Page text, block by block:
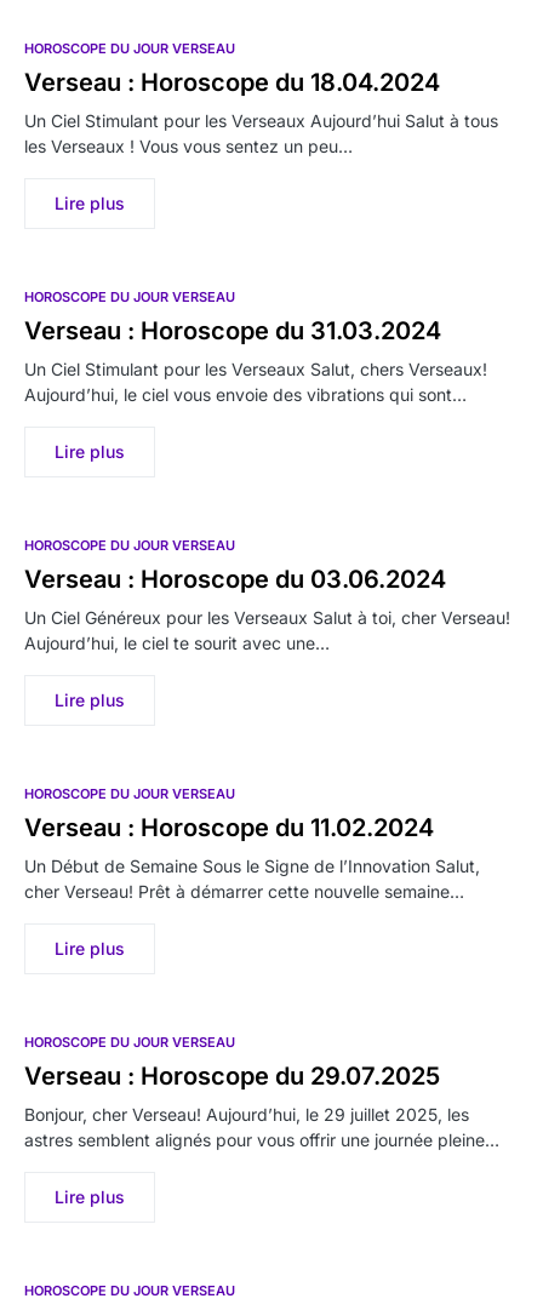
HOROSCOPE DU JOUR VERSEAU
Verseau : Horoscope du 18.04.2024
Un Ciel Stimulant pour les Verseaux Aujourd’hui Salut à tous
les Verseaux ! Vous vous sentez un peu…
Lire plus
HOROSCOPE DU JOUR VERSEAU
Verseau : Horoscope du 31.03.2024
Un Ciel Stimulant pour les Verseaux Salut, chers Verseaux!
Aujourd’hui, le ciel vous envoie des vibrations qui sont…
Lire plus
HOROSCOPE DU JOUR VERSEAU
Verseau : Horoscope du 03.06.2024
Un Ciel Généreux pour les Verseaux Salut à toi, cher Verseau!
Aujourd’hui, le ciel te sourit avec une…
Lire plus
HOROSCOPE DU JOUR VERSEAU
Verseau : Horoscope du 11.02.2024
Un Début de Semaine Sous le Signe de l’Innovation Salut,
cher Verseau! Prêt à démarrer cette nouvelle semaine…
Lire plus
HOROSCOPE DU JOUR VERSEAU
Verseau : Horoscope du 29.07.2025
Bonjour, cher Verseau! Aujourd’hui, le 29 juillet 2025, les
astres semblent alignés pour vous offrir une journée pleine…
Lire plus
HOROSCOPE DU JOUR VERSEAU